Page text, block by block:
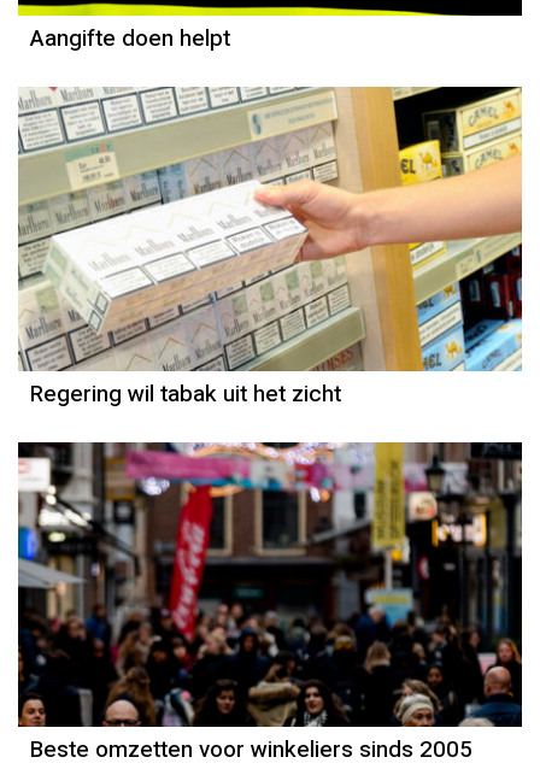
Aangifte doen helpt
Regering wil tabak uit het zicht
Beste omzetten voor winkeliers sinds 2005